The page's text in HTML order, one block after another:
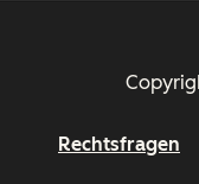
Rechtsfragen